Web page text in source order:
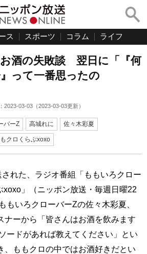
ス スポーツ コラム ライフ
酒の失敗談 翌日に「『何
って一番思ったの
2023-03-03 （2023-03-03更新）
バーZ 高城れに 佐々木彩夏
クロくらぶxoxo
れた、ラジオ番組「ももいろクロー
xoxo」（ニッポン放送・毎週日曜22
もいろクローバーZの佐々木彩夏、
ナーから「皆さんはお酒を飲みます
ードがあれば教えてください」とい
、ももクロの中ではお酒好きだとい